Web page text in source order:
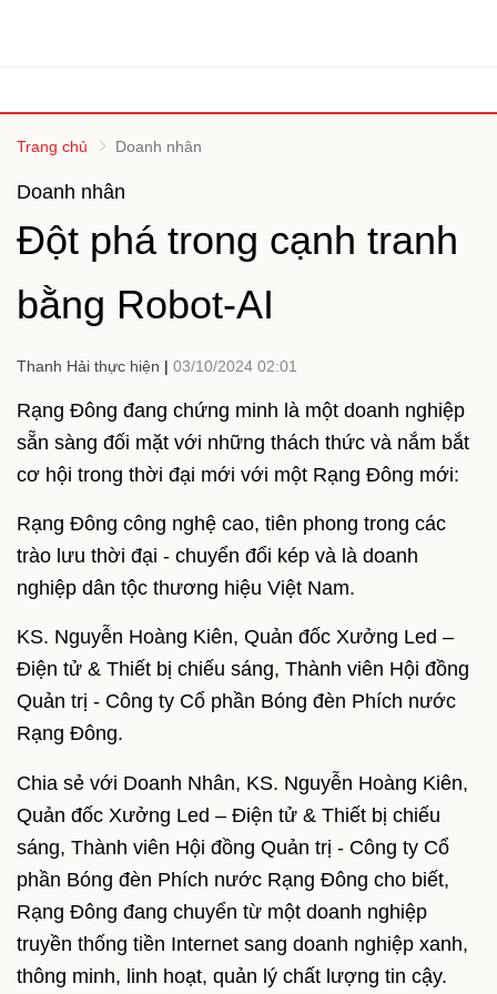
Trang chủ Doanh nhân
Doanh nhân
Đột phá trong cạnh tranh
bằng Robot-AI
Thanh Hải thực hiện 03/10/2024 02:01
Rạng Đông đang chứng minh là một doanh nghiệp
sẵn sàng đối mặt với những thách thức và nắm bắt
cơ hội trong thời đại mới với một Rạng Đông mới:
Rạng Đông công nghệ cao, tiên phong trong các
trào lưu thời đại - chuyển đổi kép và là doanh
nghiệp dân tộc thương hiệu Việt Nam.
KS. Nguyễn Hoàng Kiên, Quản đốc Xưởng Led –
Điện tử & Thiết bị chiếu sáng, Thành viên Hội đồng
Quản trị - Công ty Cổ phần Bóng đèn Phích nước
Rạng Đông.
Chia sẻ với Doanh Nhân, KS. Nguyễn Hoàng Kiên,
Quản đốc Xưởng Led – Điện tử & Thiết bị chiếu
sáng, Thành viên Hội đồng Quản trị - Công ty Cổ
phần Bóng đèn Phích nước Rạng Đông cho biết,
Rạng Đông đang chuyển từ một doanh nghiệp
truyền thống tiền Internet sang doanh nghiệp xanh,
thông minh, linh hoạt, quản lý chất lượng tin cậy.